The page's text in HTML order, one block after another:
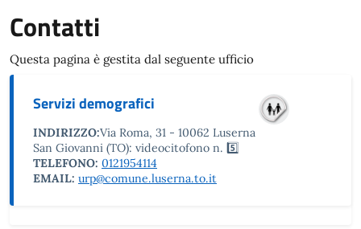
Contatti
Questa pagina è gestita dal seguente ufficio
Servizi demografici
INDIRIZZO:Via Roma, 31 - 10062 Luserna
San Giovanni (TO): videocitofono n. 5️⃣
TELEFONO: 0121954114
EMAIL: urp@comune.luserna.to.it